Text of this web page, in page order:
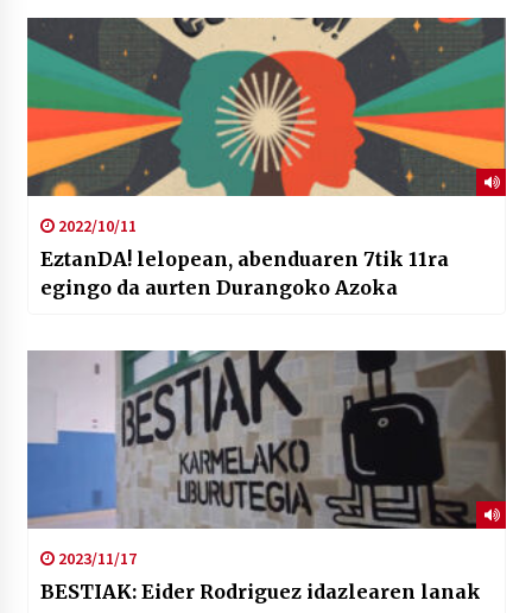
2022/10/11
EztanDA! lelopean, abenduaren 7tik 11ra
egingo da aurten Durangoko Azoka
2023/11/17
BESTIAK: Eider Rodriguez idazlearen lanak